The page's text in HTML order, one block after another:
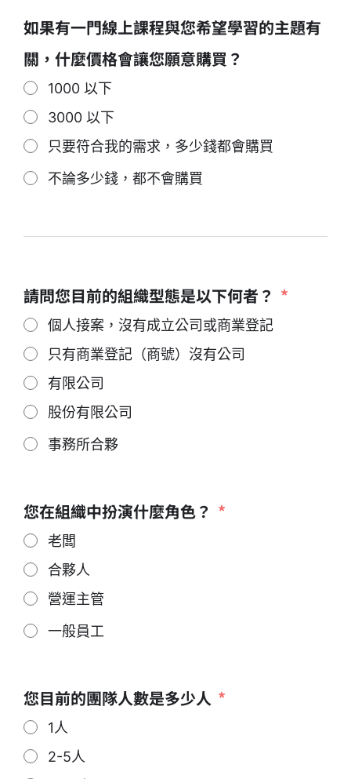
如果有一門線上課程與您希望學習的主題有
關，什麼價格會讓您願意購買？
1000 以下
3000 以下
只要符合我的需求，多少錢都會購買
不論多少錢，都不會購買
請問您目前的組織型態是以下何者？
個人接案，沒有成立公司或商業登記
只有商業登記（商號）沒有公司
有限公司
股份有限公司
事務所合夥
您在組織中扮演什麼角色？
老闆
合夥人
營運主管
一般員工
您目前的團隊人數是多少人
1人
2-5人